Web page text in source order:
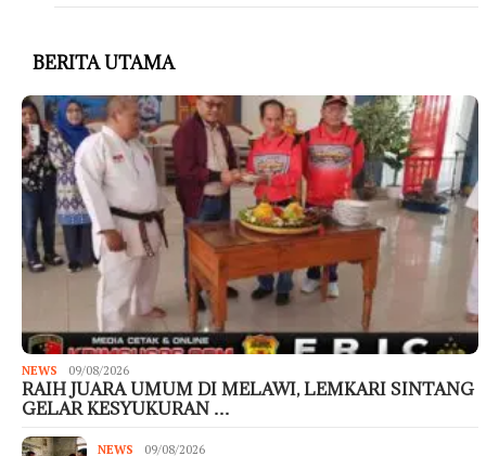
BERITA UTAMA
NEWS 09/08/2026
RAIH JUARA UMUM DI MELAWI, LEMKARI SINTANG
GELAR KESYUKURAN …
NEWS 09/08/2026